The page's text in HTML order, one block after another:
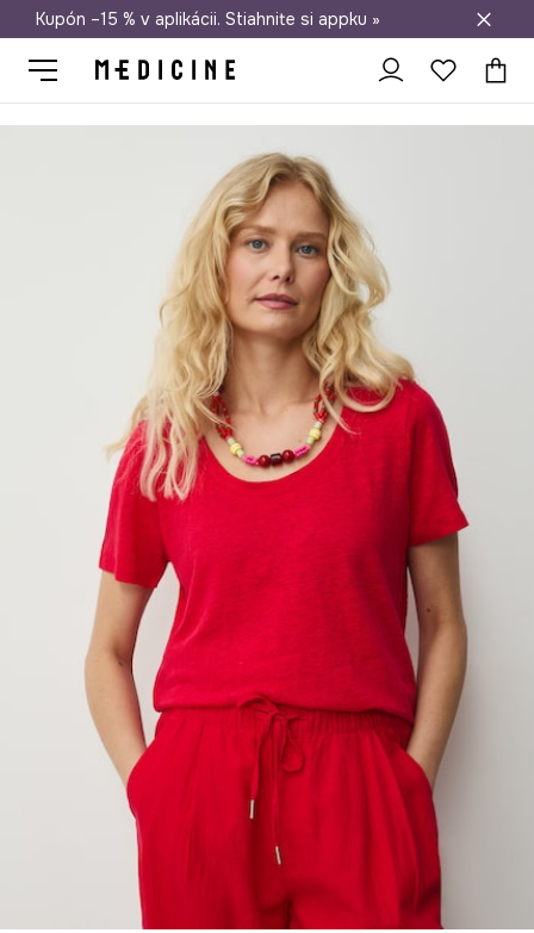
Doprava zadarmo od 50 €
Kupón –15 % v aplikácii. Stiahnite si appku »